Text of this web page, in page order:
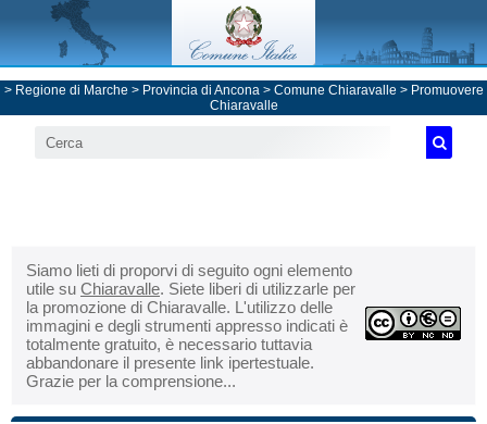
> Regione di Marche > Provincia di Ancona> Comune Chiaravalle > Promuovere
Chiaravalle
Siamo lieti di proporvi di seguito ogni elemento
utile su Chiaravalle. Siete liberi di utilizzarle per
la promozione di Chiaravalle. L'utilizzo delle
immagini e degli strumenti appresso indicati è
totalmente gratuito, è necessario tuttavia
abbandonare il presente link ipertestuale.
Grazie per la comprensione...